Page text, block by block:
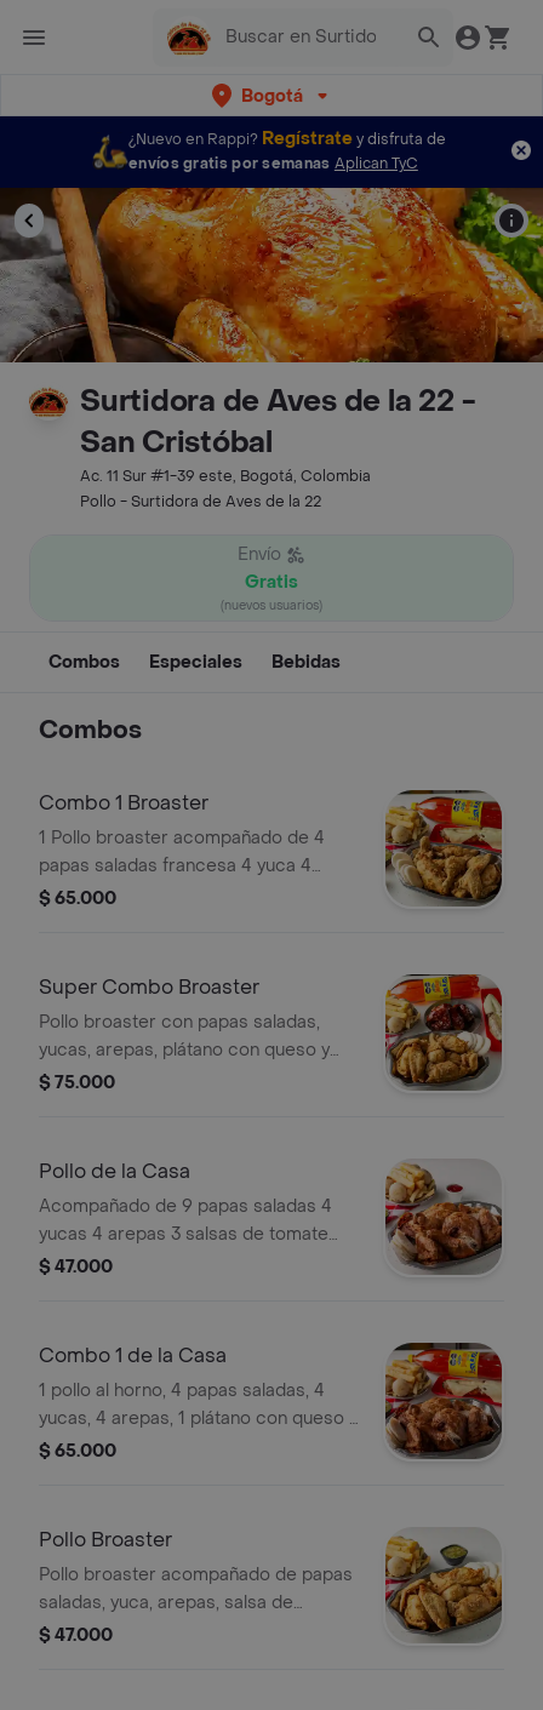
Bogotá
¿Nuevo en Rappi? Regístratey disfruta de
envíos gratis por semanas Aplican TyC
Surtidora de Aves de la 22 -
San Cristóbal
Ac. 11 Sur #1-39 este, Bogotá, Colombia
Pollo - Surtidora de Aves de la 22
Envío
Gratis
(nuevos usuarios)
Combos Especiales Bebidas
Combos
Combo 1 Broaster
1 Pollo broaster acompañado de 4
papas saladas francesa 4 yuca 4
arepas 1 plátano queso y bocadillo 1
$ 65.000
Super Combo Broaster
Pollo broaster con papas saladas,
yucas, arepas, plátano con queso y
bocadillo, alitas BBQ, gaseosa 1.5L,
$ 75.000
Pollo de la Casa
Acompañado de 9 papas saladas 4
yucas 4 arepas 3 salsas de tomate
miel y aji.
$ 47.000
Combo 1 de la Casa
1 pollo al horno, 4 papas saladas, 4
yucas, 4 arepas, 1 plátano con queso y
bocadillo, 1 gaseosa de 1.5 L, salsa de
$ 65.000
Pollo Broaster
Pollo broaster acompañado de papas
saladas, yuca, arepas, salsa de
tomate, miel y ají.
$ 47.000